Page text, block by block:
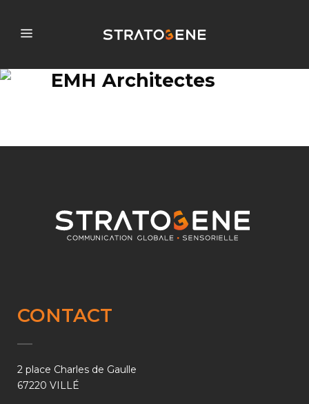
EMH Architectes
CONTACT
2 place Charles de Gaulle
67220 VILLÉ